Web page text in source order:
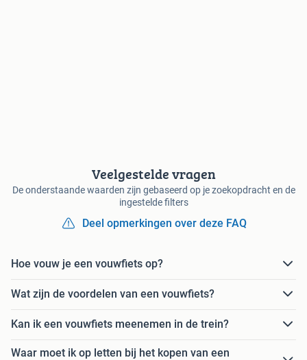
Veelgestelde vragen
De onderstaande waarden zijn gebaseerd op je zoekopdracht en de
ingestelde filters
Deel opmerkingen over deze FAQ
Hoe vouw je een vouwfiets op?
Wat zijn de voordelen van een vouwfiets?
Kan ik een vouwfiets meenemen in de trein?
Waar moet ik op letten bij het kopen van een